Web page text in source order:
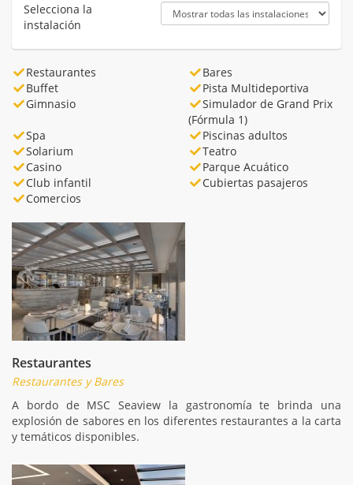
Selecciona la
instalación
Restaurantes
Bares
Buffet
Pista Multideportiva
Gimnasio
Simulador de Grand Prix
(Fórmula 1)
Spa
Piscinas adultos
Solarium
Teatro
Casino
Parque Acuático
Club infantil
Cubiertas pasajeros
Comercios
Restaurantes
Restaurantes y Bares
A bordo de MSC Seaview la gastronomía te brinda una
explosión de sabores en los diferentes restaurantes a la carta
y temáticos disponibles.